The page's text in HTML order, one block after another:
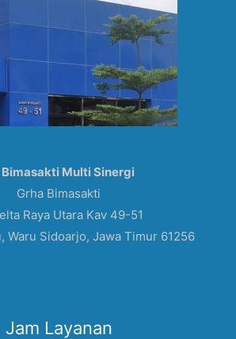
Bimasakti Multi Sinergi
Grha Bimasakti
Raya Utara Kav 49-51
Waru Sidoarjo, Jawa Timur 61256
Jam Layanan